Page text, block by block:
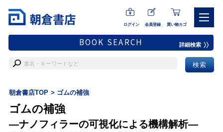
ログイン 会員登録 買い物カゴ
BOOK SEARCH 詳細検索
朝倉書店TOP ゴムの補強
ゴムの補強
―ナノフィラーの可視化による機構解析―